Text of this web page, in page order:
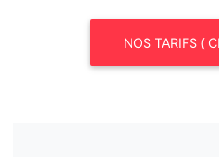
NOS TARIFS (